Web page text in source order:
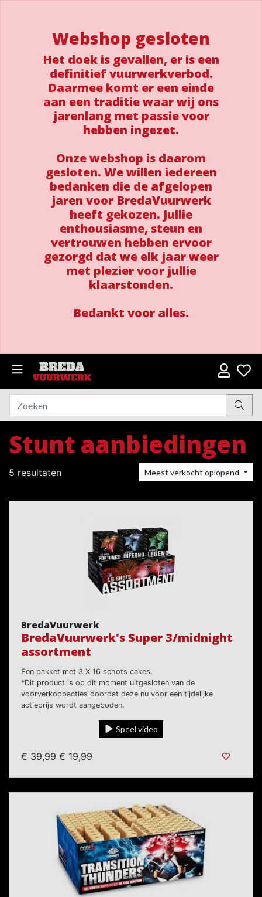
Webshop gesloten
Het doek is gevallen, er is een
definitief vuurwerkverbod.
Daarmee komt er een einde
aan een traditie waar wij ons
jarenlang met passie voor
hebben ingezet.
Onze webshop is daarom
gesloten. We willen iedereen
bedanken die de afgelopen
jaren voor BredaVuurwerk
heeft gekozen. Jullie
enthousiasme, steun en
vertrouwen hebben ervoor
gezorgd dat we elk jaar weer
met plezier voor jullie
klaarstonden.
Bedankt voor alles.
Stunt aanbiedingen
5 resultaten Meest verkocht oplopend
BredaVuurwerk
BredaVuurwerk's Super 3/midnight
assortment
Een pakket met 3 X 16 schots cakes.
*Dit product is op dit moment uitgesloten van de
voorverkoopacties doordat deze nu voor een tijdelijke
actieprijs wordt aangeboden.
Speel video
€ 39,99 € 19,99